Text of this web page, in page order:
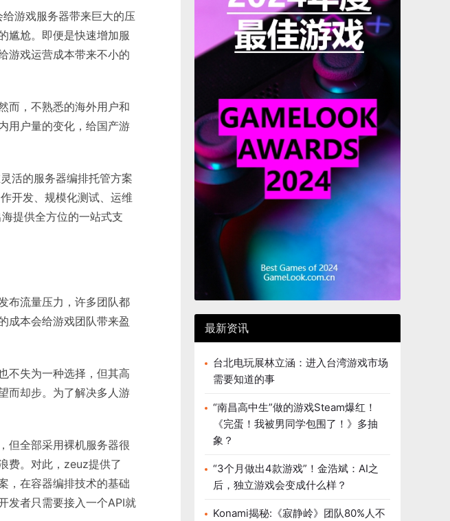
游戏服务器带来巨大的压
尴尬。即便是快速增加服
游戏运营成本带来不小的
而，不熟悉的海外用户和
用户量的变化，给国产游
活的服务器编排托管方案
开发、规模化测试、运维
提供全方位的一站式支
布流量压力，许多团队都
成本会给游戏团队带来盈
不失为一种选择，但其高
而却步。为了解决多人游
但全部采用裸机服务器很
费。对此，zeuz提供了
，在容器编排技术的基础
发者只需要接入一个API就
最新资讯
台北电玩展林立涵：进入台湾游戏市场
需要知道的事
“南昌高中生”做的游戏Steam爆红！
《完蛋！我被男同学包围了！》多抽
象？
“3个月做出4款游戏”！金浩斌：AI之
后，独立游戏会变成什么样？
Konami揭秘:《寂静岭》团队80%人不